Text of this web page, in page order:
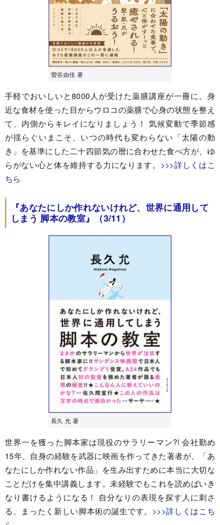
曽谷由佳 著
手軽でおいしいと8000人が受けた薬膳講座が一冊に。身
近な食材を使った目からウロコの薬膳で心身の状態を整え
て、内側からキレイになりましょう！ 気候変動で季節感
が揺らぐいまこそ、いつの時代も変わらない「太陽の動
き」を基準にした二十四節気の暦に合わせた食べ方が、ゆ
らがない心と体を維持する力になります。 >>>詳しくはこ
ちら
『あなたにしか作れないけれど、世界に通用して
しまう 脚本の教室』（3/11）
長久 允 著
世界一を獲った脚本家は現役のサラリーマン?! 会社勤め
15年、自身の経験を武器に映画を作ってきた著者が、「あ
なたにしか作れない作品」を生み出すために本当に大切な
ことだけを集中講義します。未経験でもこれを読めばいき
なり書けるようになる！ 自分なりの表現を探す人に刺さ
る、まったく新しい脚本術の誕生です。 >>>詳しくはこち